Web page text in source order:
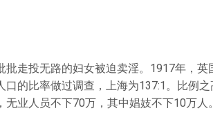
走投无路的妇女被迫卖淫。1917年，英
的比率做过调查，上海为137:1。比例之
业人员不下70万，其中娼妓不下10万人。